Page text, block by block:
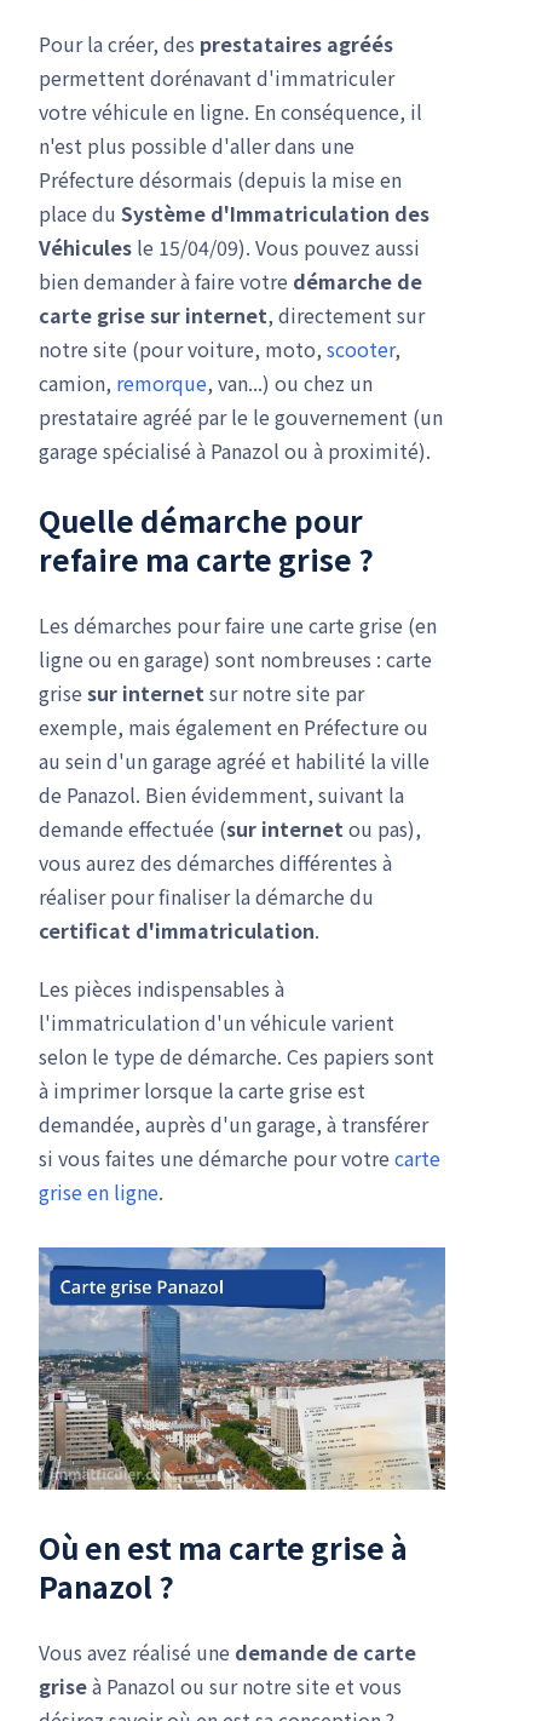
Pour la créer, des prestataires agréés
permettent dorénavant d'immatriculer
votre véhicule en ligne. En conséquence, il
n'est plus possible d'aller dans une
Préfecture désormais (depuis la mise en
place du Système d'Immatriculation des
Véhicules le 15/04/09). Vous pouvez aussi
bien demander à faire votre démarche de
carte grisesur internet, directement sur
notre site (pour voiture, moto, scooter,
camion, remorque, van...) ou chez un
prestataire agréé par le le gouvernement (un
garage spécialisé à Panazol ou à proximité).
Quelle démarche pour
refaire ma carte grise ?
Les démarches pour faire une carte grise (en
ligne ou en garage) sont nombreuses : carte
grise sur internetsur notre site par
exemple, mais également en Préfecture ou
au sein d'un garage agréé et habilité la ville
de Panazol. Bien évidemment, suivant la
demande effectuée (sur internetou pas),
vous aurez des démarches différentes à
réaliser pour finaliser la démarche du
certificat d'immatriculation.
Les pièces indispensables à
l'immatriculation d'un véhicule varient
selon le type de démarche. Ces papiers sont
à imprimer lorsque la carte grise est
demandée, auprès d'un garage, à transférer
si vous faites une démarche pour votre carte
grise en ligne.
Où en est ma carte grise à
Panazol ?
Vous avez réalisé une demande de carte
griseà Panazol ou sur notre site et vous